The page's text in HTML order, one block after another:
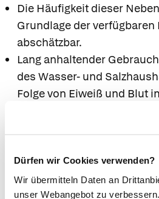
Dürfen wir Cookies verwenden?
Wir übermitteln Daten an
unser Webangebot zu
Die Häufigkeit dieser
Grundlage der verfügbaren
abschätzbar.
Lang anhaltender
des Wasser- und
Folge von Eiweiß und Blut
Hämaturie). Weiterhin
Darmschleimhaut
in der Regel zurückbildet.
Abbauprodukte der
einer harmlosen Rot-Braun-